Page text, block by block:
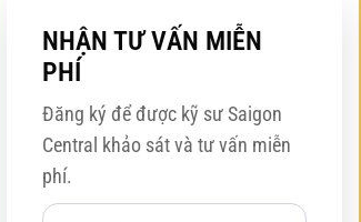
NHẬN TƯ VẤN MIỄN
PHÍ
Đăng ký để được kỹ sư Saigon
Central khảo sát và tư vấn miễn
phí.